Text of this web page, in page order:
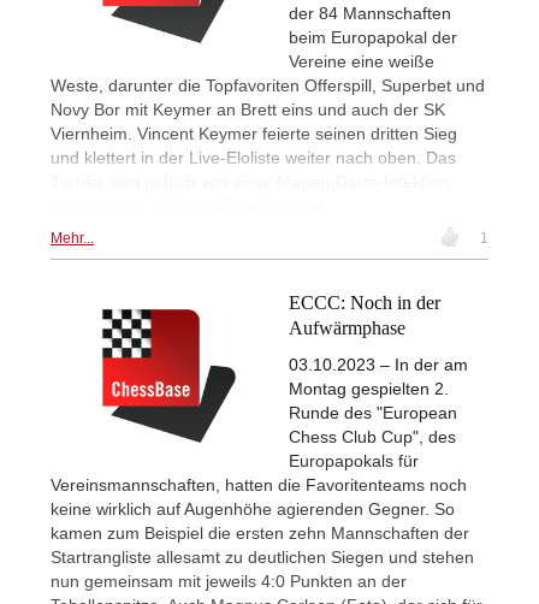
der 84 Mannschaften
beim Europapokal der
Vereine eine weiße
Weste, darunter die Topfavoriten Offerspill, Superbet und
Novy Bor mit Keymer an Brett eins und auch der SK
Viernheim. Vincent Keymer feierte seinen dritten Sieg
und klettert in der Live-Eloliste weiter nach oben. Das
Mehr... 1
ECCC: Noch in der
Aufwärmphase
03.10.2023 – In der am
Montag gespielten 2.
Runde des "European
Chess Club Cup", des
Europapokals für
Vereinsmannschaften, hatten die Favoritenteams noch
keine wirklich auf Augenhöhe agierenden Gegner. So
kamen zum Beispiel die ersten zehn Mannschaften der
Startrangliste allesamt zu deutlichen Siegen und stehen
nun gemeinsam mit jeweils 4:0 Punkten an der